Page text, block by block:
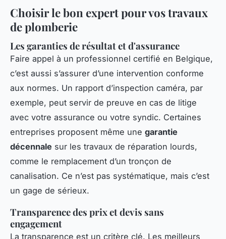
Choisir le bon expert pour vos travaux
de plomberie
Les garanties de résultat et d'assurance
Faire appel à un professionnel certifié en Belgique,
c’est aussi s’assurer d’une intervention conforme
aux normes. Un rapport d’inspection caméra, par
exemple, peut servir de preuve en cas de litige
avec votre assurance ou votre syndic. Certaines
entreprises proposent même une garantie
décennale sur les travaux de réparation lourds,
comme le remplacement d’un tronçon de
canalisation. Ce n’est pas systématique, mais c’est
un gage de sérieux.
Transparence des prix et devis sans
engagement
La transparence est un critère clé. Les meilleurs